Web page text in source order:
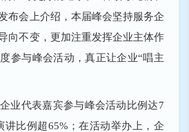
布会上介绍，本届峰会坚持服务企
向不变，更加注重发挥企业主体作
参与峰会活动，真正让企业“唱主
业代表嘉宾参与峰会活动比例达7
讲比例超65%；在活动举办上，企